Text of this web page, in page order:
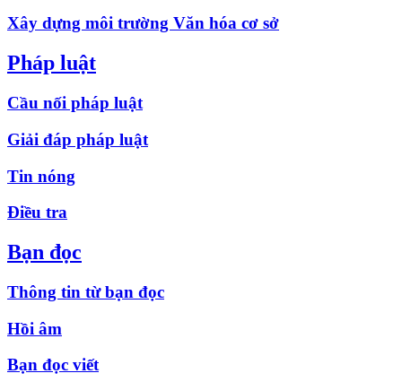
Xây dựng môi trường Văn hóa cơ sở
Pháp luật
Cầu nối pháp luật
Giải đáp pháp luật
Tin nóng
Điều tra
Bạn đọc
Thông tin từ bạn đọc
Hồi âm
Bạn đọc viết